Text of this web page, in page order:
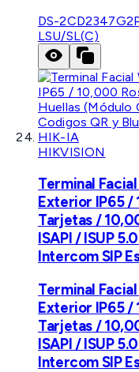
DS-
LSU/SL(C)
HIKVISION
Terminal
Exterior IP65
Tarjetas /
ISAPI / ISUP
Intercom SIP
Terminal
Exterior IP65
Tarjetas /
ISAPI / ISUP
Intercom SIP